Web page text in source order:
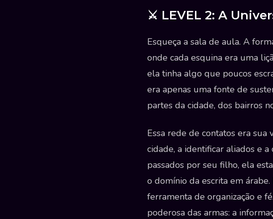
⚔️ LEVEL 2: A
Esqueça a sala de aula. A
onde cada esquina era uma
ela tinha algo que poucos
era apenas uma fonte de
partes da cidade, dos bairros
Essa rede de contatos era
cidade, a identificar aliados e
passados por seu filho, ela
o domínio da escrita em
ferramenta de organização e
poderosa das armas: a